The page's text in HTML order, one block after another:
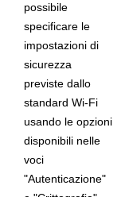
possibile
specificare le
impostazioni di
sicurezza
previste dallo
standard Wi-Fi
usando le opzioni
disponibili nelle
voci
"Autenticazione"